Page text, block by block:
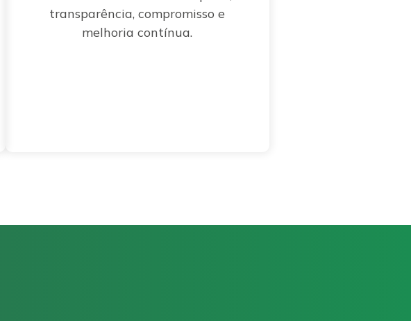
transparência, compromisso e
melhoria contínua.